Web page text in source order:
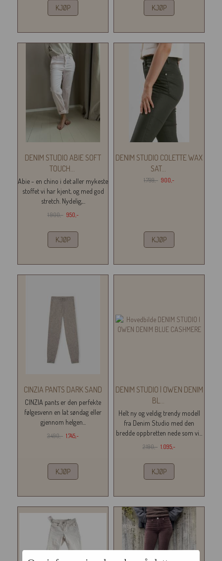
KJØP KJØP
DENIM STUDIO ABIE SOFT
TOUCH...
Abie - en chino i det aller mykeste
stoffet vi har kjent, og med god
stretch. Nydelig,...
1.900,- 950,-
KJØP
DENIM STUDIO COLETTE WAX
SAT...
1.799,- 900,-
KJØP
CINZIA PANTS DARK SAND
CINZIA pants er den perfekte
følgesvenn en lat søndag eller
gjennom helgen...
3.490,- 1.745,-
KJØP
DENIM STUDIO | OWEN DENIM
BL...
Helt ny og veldig trendy modell
fra Denim Studio med den
bredde oppbretten nede som vi...
2.190,- 1.095,-
KJØP